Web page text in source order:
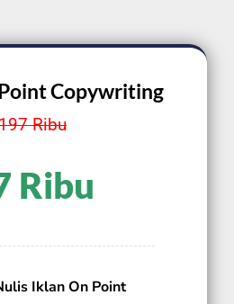
Copywriting
Ribu
Ribu
Iklan On Point